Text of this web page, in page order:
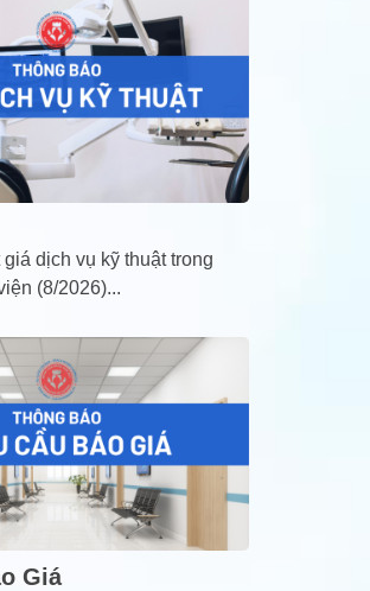
dịch vụ kỹ thuật trong
(8/2026)...
Giá